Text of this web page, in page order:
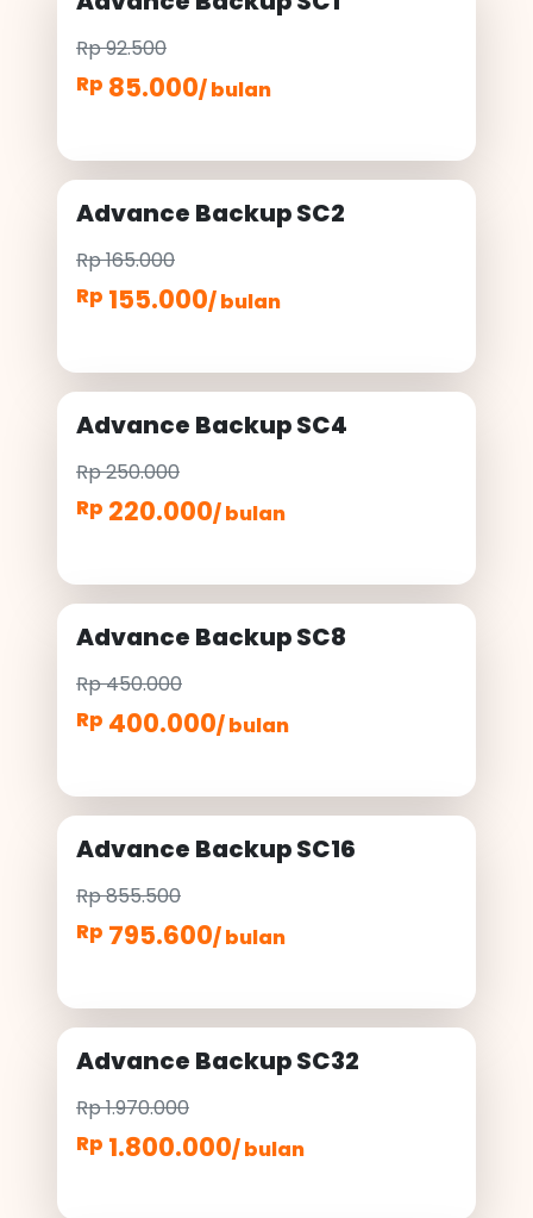
Rp 92.500
Rp 85.000/ bulan
Advance Backup SC2
Rp 165.000
Rp 155.000/ bulan
Advance Backup SC4
Rp 250.000
Rp 220.000/ bulan
Advance Backup SC8
Rp 450.000
Rp 400.000/ bulan
Advance Backup SC16
Rp 855.500
Rp 795.600/ bulan
Advance Backup SC32
Rp 1.970.000
Rp 1.800.000/ bulan